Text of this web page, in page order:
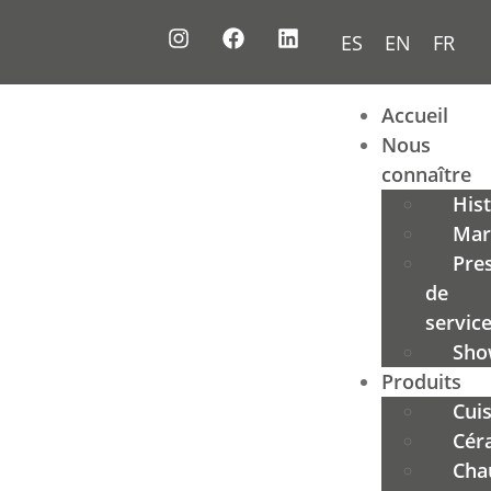
ES EN FR
Accueil
Nous
connaître
de
service
Produits